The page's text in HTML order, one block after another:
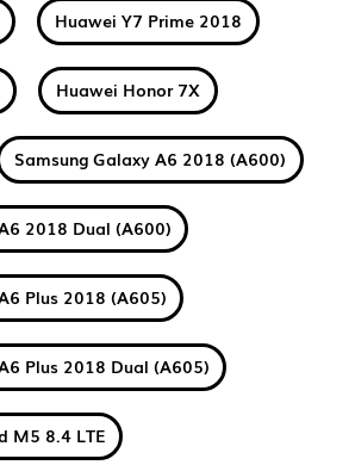
Huawei Y7 Prime 2018
Huawei Honor 7X
Samsung Galaxy A6 2018 (A600)
2018 Dual (A600)
Plus 2018 (A605)
Plus 2018 Dual (A605)
M5 8.4 LTE